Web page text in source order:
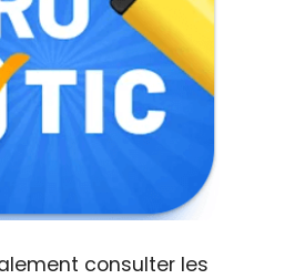
consulter les